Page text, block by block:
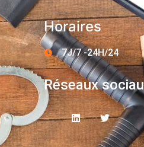
Horaires
7J/7 -24H/24
Réseaux